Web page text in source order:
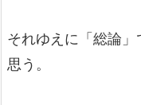
それゆえに「総論
思う。